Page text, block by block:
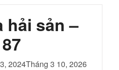
sản
Chương
hải sản –
2024Tháng 3 10, 2026